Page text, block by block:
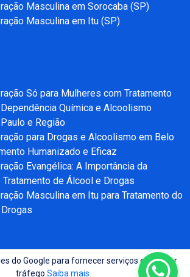
Masculina em Sorocaba (SP)
Masculina em Itu (SP)
Só para Mulheres com Tratamento
Química e Alcoolismo
e Região
para Drogas e Alcoolismo em Belo
Humanizado e Eficaz
Evangélica: A Importância da
Tratamento de Álcool e Drogas
Masculina em Itu para Tratamento do
Recuperação e Reabilitação SP Todos direitos
do Google para fornecer serviços e analisar
tráfego. Saiba mais.